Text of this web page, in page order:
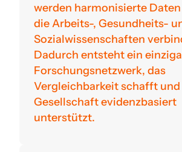
werden harmonisierte
die Arbeits-, Gesundheits-
Sozialwissenschaften
Dadurch entsteht ein
Forschungsnetzwerk, das
Vergleichbarkeit schafft
Gesellschaft evidenzbasiert
unterstützt.